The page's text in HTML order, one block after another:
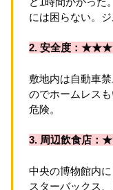
には困らない。ジ
2. 安全度：★★★
敷地内は自動車
のでホームレス
危険。
3. 周辺飲食店：★
中央の博物館内
スターバックス